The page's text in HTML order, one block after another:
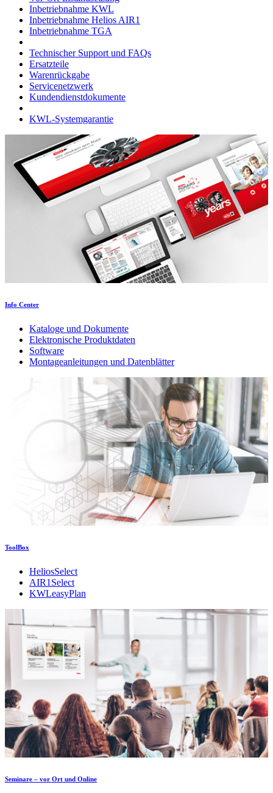
Inbetriebnahme KWL
Inbetriebnahme Helios AIR1
Inbetriebnahme TGA
Technischer Support und FAQs
Ersatzteile
Warenrückgabe
Servicenetzwerk
Kundendienstdokumente
KWL-Systemgarantie
Info Center
Kataloge und Dokumente
Elektronische Produktdaten
Software
Montageanleitungen und Datenblätter
ToolBox
HeliosSelect
AIR1Select
KWLeasyPlan
Seminare – vor Ort und Online